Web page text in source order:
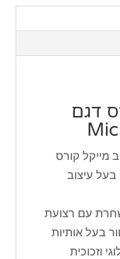
דגם
מייקל קורס
Michael Kors מסדרת Bradshaw בעל עיצוב
עם רצועת
בעל אותיות
וזכוכית